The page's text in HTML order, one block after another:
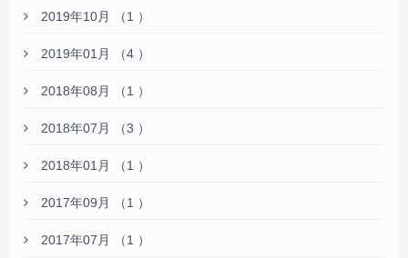
2019年10月 （1 ）
2019年01月 （4 ）
2018年08月 （1 ）
2018年07月 （3 ）
2018年01月 （1 ）
2017年09月 （1 ）
2017年07月 （1 ）